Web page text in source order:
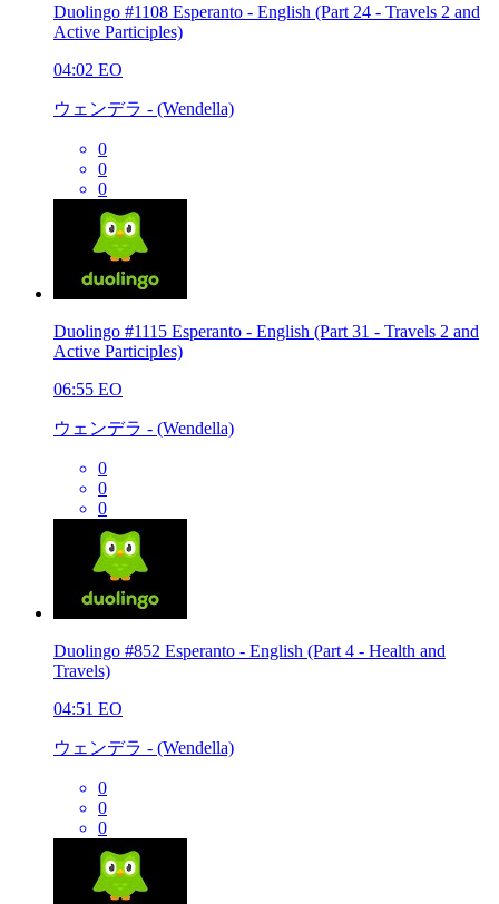
Duolingo #1108 Esperanto - English (Part 24 - Travels 2 and
Active Participles)
04:02 EO
ウェンデラ - (Wendella)
0
0
0
Duolingo #1115 Esperanto - English (Part 31 - Travels 2 and
Active Participles)
06:55 EO
ウェンデラ - (Wendella)
0
0
0
Duolingo #852 Esperanto - English (Part 4 - Health and
Travels)
04:51 EO
ウェンデラ - (Wendella)
0
0
0